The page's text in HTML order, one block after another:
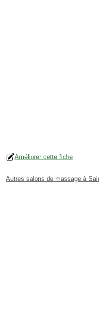
Améliorer cette fiche
Autres salons de massage à